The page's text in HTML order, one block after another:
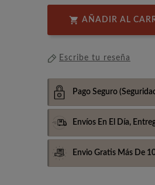
 AÑADIR AL
Escribe tu reseña
Pago Seguro
Envíos En El Día,
Envio Gratis Más De